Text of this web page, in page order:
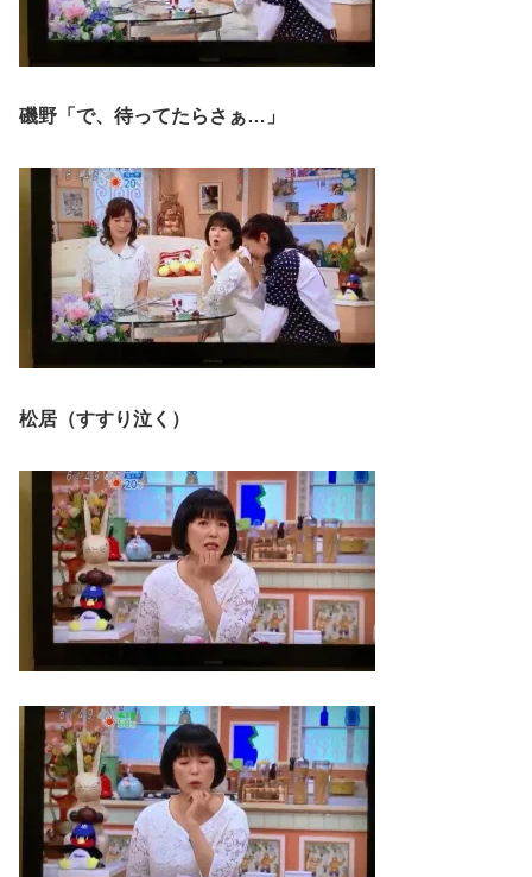
磯野「で、待ってたらさぁ…」
松居（すすり泣く）